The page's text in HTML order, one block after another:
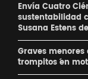
Envía Cuatro
sustentabilidad
Susana Estens
Graves
´trompitos ´en